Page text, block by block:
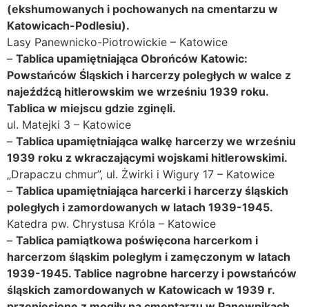
(ekshumowanych i pochowanych na cmentarzu w
Katowicach-Podlesiu).
Lasy Panewnicko-Piotrowickie – Katowice
– Tablica upamiętniająca Obrońców Katowic:
Powstańców Śląskich i harcerzy poległych w walce z
najeźdźcą hitlerowskim we wrześniu 1939 roku.
Tablica w miejscu gdzie zginęli.
ul. Matejki 3 – Katowice
– Tablica upamiętniająca walkę harcerzy we wrześniu
1939 roku z wkraczającymi wojskami hitlerowskimi.
„Drapaczu chmur”, ul. Żwirki i Wigury 17 – Katowice
– Tablica upamiętniająca harcerki i harcerzy śląskich
poległych i zamordowanych w latach 1939-1945.
Katedra pw. Chrystusa Króla – Katowice
– Tablica pamiątkowa poświęcona harcerkom i
harcerzom śląskim poległym i zamęczonym w latach
1939-1945. Tablice nagrobne harcerzy i powstańców
śląskich zamordowanych w Katowicach w 1939 r.